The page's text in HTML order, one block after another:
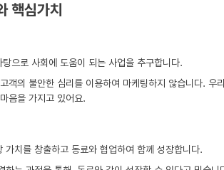
핵심가치
으로 사회에 도움이 되는 사업을 추구합니다.
객의 불안한 심리를 이용하여 마케팅하지 않습니다. 우
음을 가지고 있어요.
가치를 창출하고 동료와 협업하여 함께 성장합니다.